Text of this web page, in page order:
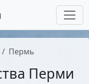
Пермь
Перми